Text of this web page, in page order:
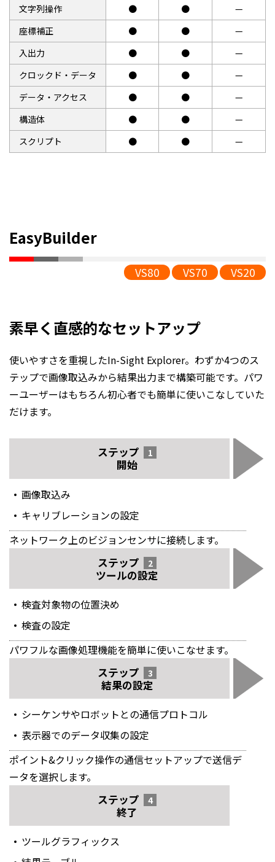
文字列操作
● ●
—
座標補正
● ●
—
入出力
● ●
—
クロックド・データ
● ●
—
データ・アクセス
● ●
—
構造体
● ●
—
スクリプト
● ● —
EasyBuilder
VS80 VS70 VS20
素早く直感的なセットアップ
使いやすさを重視したIn-Sight Explorer。わずか4つのス
テップで画像取込みから結果出力まで構築可能です。パワ
ーユーザーはもちろん初心者でも簡単に使いこなしていた
だけます。
ステップ 1
開始
画像取込み
キャリブレーションの設定
ネットワーク上のビジョンセンサに接続します。
ステップ
2
ツールの設定
検査対象物の位置決め
検査の設定
パワフルな画像処理機能を簡単に使いこなせます。
ステップ
3
結果の設定
シーケンサやロボットとの通信プロトコル
表示器でのデータ収集の設定
ポイント&クリック操作の通信セットアップで送信デ
ータを選択します。
ステップ
4
終了
ツールグラフィックス